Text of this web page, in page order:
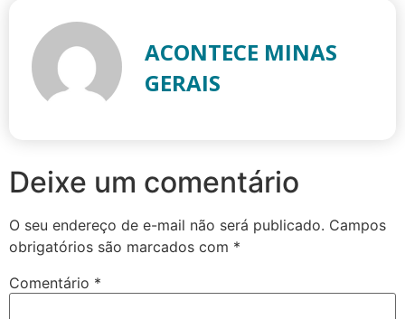
ACONTECE MINAS
GERAIS
Deixe um comentário
O seu endereço de e-mail não será publicado. Campos
obrigatórios são marcados com *
Comentário *